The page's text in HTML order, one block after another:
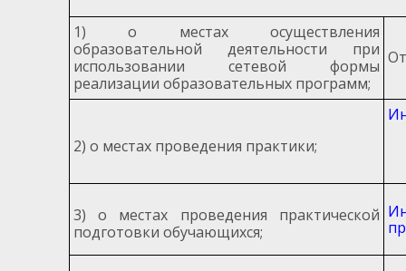
1) о местах осуществления
образовательной деятельности при
использовании сетевой формы
реализации образовательных программ;
2) о местах проведения практики;
3) о местах проведения практической
подготовки обучающихся;